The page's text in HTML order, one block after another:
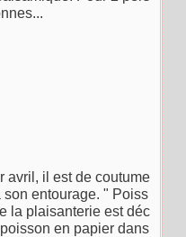
avril, il est de coutume
entourage. " Poiss
la plaisanterie est déc
en papier dans